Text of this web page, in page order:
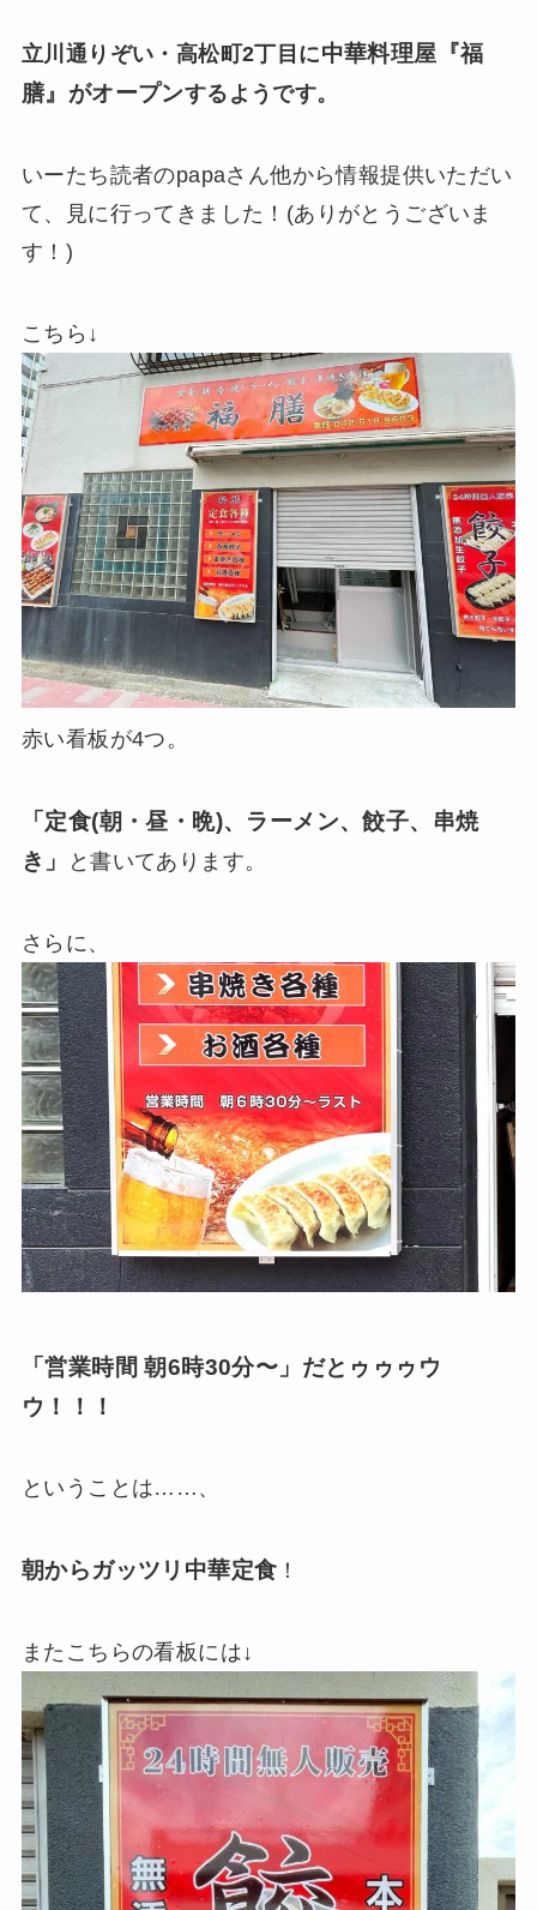
立川通りぞい・高松町2丁目に中華料理屋『福
膳』がオープンするようです。
いーたち読者のpapaさん他から情報提供いただい
て、見に行ってきました！(ありがとうございま
す！)
こちら↓
赤い看板が4つ。
「定食(朝・昼・晩)、ラーメン、餃子、串焼
き」
と書いてあります。
さらに、
「営業時間 朝6時30分〜 」だとゥゥゥウ
ウ！！！
ということは……、
朝からガッツリ中華定食 ！
またこちらの看板には↓